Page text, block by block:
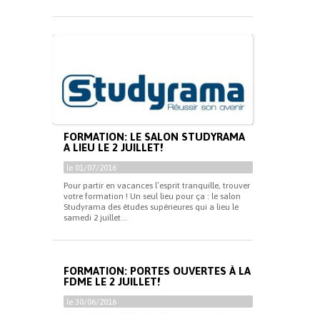
FORMATION: LE SALON STUDYRAMA
A LIEU LE 2 JUILLET!
le 01/07/2016
Pour partir en vacances l’esprit tranquille, trouver
votre formation ! Un seul lieu pour ça : le salon
Studyrama des études supérieures qui a lieu le
samedi 2 juillet...
FORMATION: PORTES OUVERTES À LA
FDME LE 2 JUILLET!
le 30/06/2016